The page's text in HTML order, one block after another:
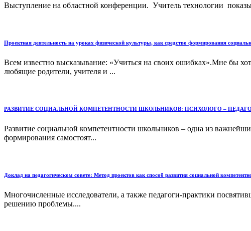
Выступление на областной конференции. Учитель технологии
Проектная деятельность на уроках физической культуры, как средство формирования
Всем известно высказывание: «Учиться на своих ошибках».Мне бы
любящие родители, учителя и ...
РАЗВИТИЕ СОЦИАЛЬНОЙ КОМПЕТЕНТНОСТИ ШКОЛЬНИКОВ: ПСИХОЛОГО –
Развитие социальной компетентности школьников – одна из
формирования самостоят...
Доклад на педагогическом совете: Метод проектов как способ развития социальной
Многочисленные исследователи, а также педагоги-практики
решению проблемы....